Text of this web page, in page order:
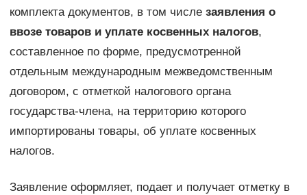
комплекта документов, в том числе заявления о
ввозе товаров и уплате косвенных налогов,
составленное по форме, предусмотренной
отдельным международным межведомственным
договором, с отметкой налогового органа
государства-члена, на территорию которого
импортированы товары, об уплате косвенных
налогов.
Заявление оформляет, подает и получает отметку в